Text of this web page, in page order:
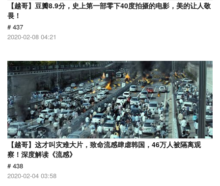
【越哥】豆瓣8.9分，史上第一部零下40度拍摄的电影，美的让人敬
畏！
# 437
2020-02-08 04:21
【越哥】这才叫灾难大片，致命流感肆虐韩国，46万人被隔离观
察！深度解读《流感》
# 438
2020-02-04 03:58